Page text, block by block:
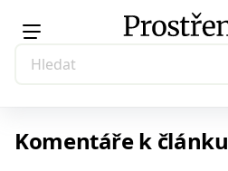
Komentáře k článku